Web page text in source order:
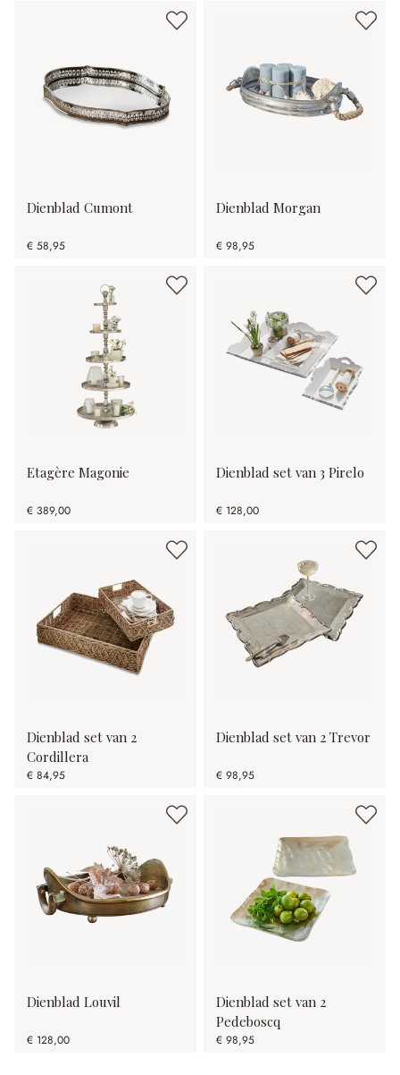
Dienblad Cumont
€ 58,95
Dienblad Morgan
€ 98,95
Etagère Magonie
€ 389,00
Dienblad set van 3 Pirelo
€ 128,00
Dienblad set van 2
Cordillera
€ 84,95
Dienblad set van 2 Trevor
€ 98,95
Dienblad Louvil
€ 128,00
Dienblad set van 2
Pedeboscq
€ 98,95